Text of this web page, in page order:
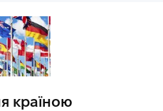
країною